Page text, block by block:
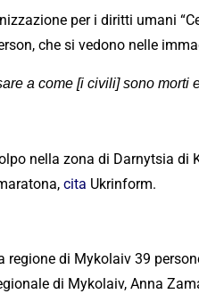
per i diritti umani
che si vedono nelle
a come [i civili] sono morti
nella zona di Darnytsia
cita Ukrinform.
regione di Mykolaiv 39
di Mykolaiv, Anna